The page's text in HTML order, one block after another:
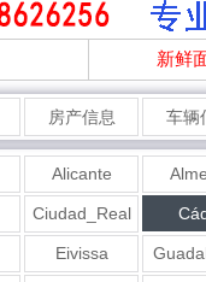
新鲜
房产信息 车辆
Alicante
Ciudad_Real
Eivissa